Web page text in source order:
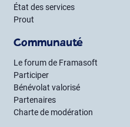
État des services
Prout
Communauté
Le forum de Framasoft
Participer
Bénévolat valorisé
Partenaires
Charte de modération